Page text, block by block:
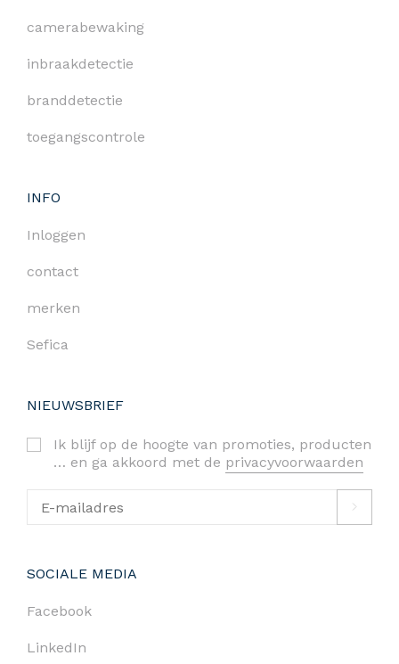
camerabewaking
inbraakdetectie
branddetectie
toegangscontrole
INFO
Inloggen
contact
merken
Sefica
NIEUWSBRIEF
Ik blijf op de hoogte van promoties, producten
… en ga akkoord met de privacyvoorwaarden
SOCIALE MEDIA
Facebook
LinkedIn